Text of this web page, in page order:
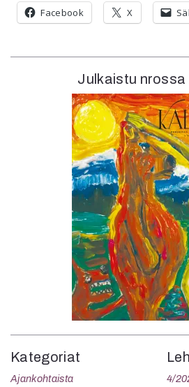
Julkaistu nrossa
Kategoriat
Ajankohtaista
4/
Facebook X